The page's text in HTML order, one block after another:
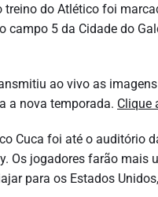
treino do Atlético foi
campo 5 da Cidade do
ao vivo as
a nova temporada. Clique
Cuca foi até o auditório
Os jogadores farão mais
para os Estados